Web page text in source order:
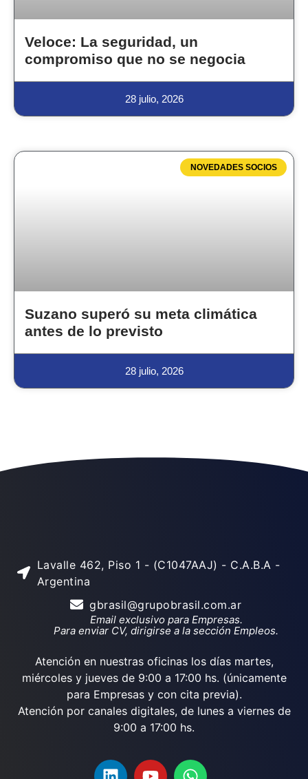
Veloce: La seguridad, un
compromiso que no se negocia
28 julio, 2026
NOVEDADES SOCIOS
Suzano superó su meta climática
antes de lo previsto
28 julio, 2026
Lavalle 462, Piso 1 - (C1047AAJ) - C.A.B.A -
Argentina
gbrasil@grupobrasil.com.ar
Email exclusivo para Empresas.
Para enviar CV, dirigirse a la sección Empleos.
Atención en nuestras oficinas los días martes,
miércoles y jueves de 9:00 a 17:00 hs. (únicamente
para Empresas y con cita previa).
Atención por canales digitales, de lunes a viernes de
9:00 a 17:00 hs.